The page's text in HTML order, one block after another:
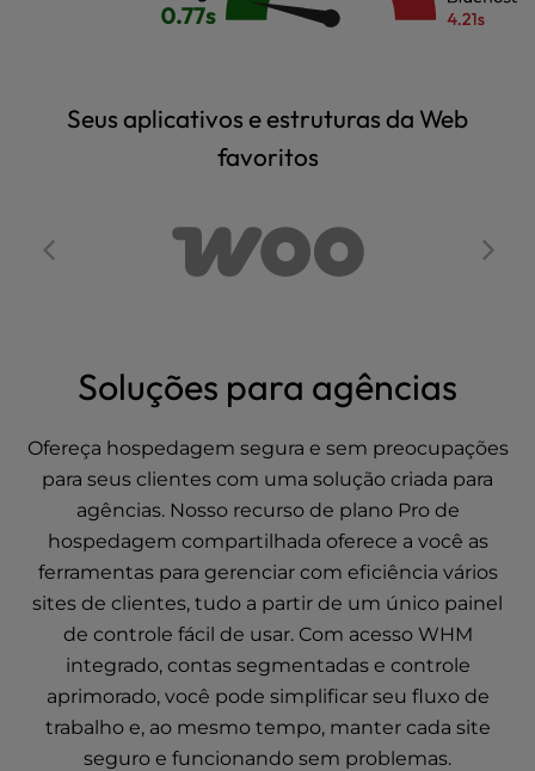
Seus aplicativos e estruturas da Web
favoritos
Soluções para agências
Ofereça hospedagem segura e sem preocupações
para seus clientes com uma solução criada para
agências. Nosso recurso de plano Pro de
hospedagem compartilhada oferece a você as
ferramentas para gerenciar com eficiência vários
sites de clientes, tudo a partir de um único painel
de controle fácil de usar. Com acesso WHM
integrado, contas segmentadas e controle
aprimorado, você pode simplificar seu fluxo de
trabalho e, ao mesmo tempo, manter cada site
seguro e funcionando sem problemas.